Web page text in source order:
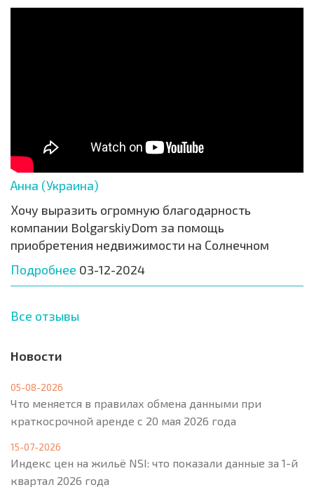
Анна (Украина)
Хочу выразить огромную благодарность
компании BolgarskiyDom за помощь
приобретения недвижимости на Солнечном
Подробнее 03-12-2024
Все отзывы
Новости
05-08-2026
Что меняется в правилах обмена данными при
краткосрочной аренде с 20 мая 2026 года
15-07-2026
Индекс цен на жильё NSI: что показали данные за 1-й
квартал 2026 года